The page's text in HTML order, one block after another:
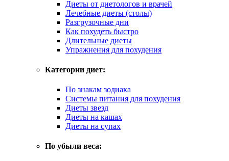
Диеты от диетологов и врачей
Лечебные диеты (столы)
Разгрузочные дни
Как похудеть быстро
Длительные диеты
Упражнения для похудения
Категории диет:
По знакам зодиака
Системы питания для похудения
Диеты звезд
Диеты на кашах
Диеты на супах
По убыли веса: